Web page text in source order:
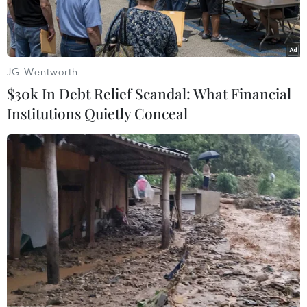
Xét nghiệm cho người dân tại Nairobi, Kenya. (Ảnh:
THX/TTXVN)
Ngày 14/1, Tổ chức Y tế Thế giới (WHO) cảnh
báo các nước châu Phi cần tiếp tục đẩy mạnh
các biện pháp phòng chống dịch viêm đường hô
JG Wentworth
$30k In Debt Relief Scandal: What Financial
Institutions Quietly Conceal